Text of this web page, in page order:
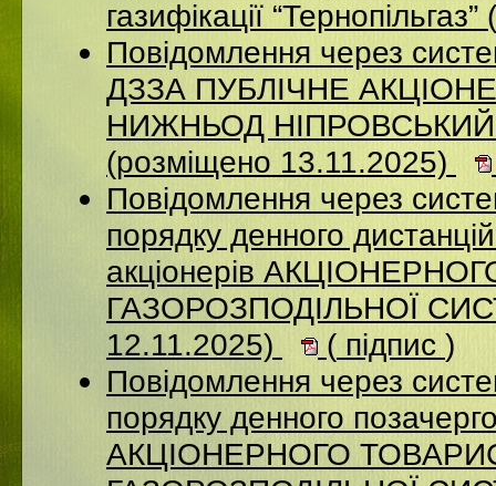
газифікації
Повідомлення через
ДЗЗА ПУБЛІЧНЕ
НИЖНЬОД
(розміщено 13.11.2025)
Повідомлення через
порядку денного
акціонерів
ГАЗОРОЗПОДІЛЬНОЇ
12.11.2025)
( підпис )
Повідомлення через
порядку денного
АКЦІОНЕРНОГО